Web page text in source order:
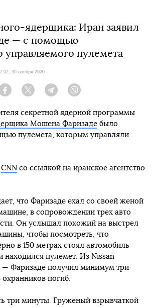
ядерщика: Иран заявил
— с помощью
управляемого пулемета
30 ноября 2020
Facebook Twitter Telegram
секретной ядерной программы
Мошена Фаризаде было
пулемета, которым управляли
CNN со ссылкой на иранское агентство
что Фаризаде ехал со своей женой
в сопровождении трех авто
Он услышал похожий на выстрел
чтобы посмотреть, что
в 150 метрах стоял автомобиль
находился пулемет. Из Nissan
— Фаризаде получил минимум три
погиб.
три минуты. Груженый взрывчаткой